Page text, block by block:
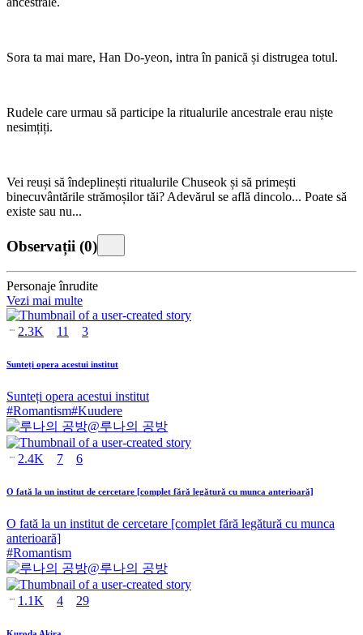
Sora ta mai mare, Han Do-yeon, intra în panică și distrugea totul.
Rudele care urmau să participe la ritualurile ancestrale erau niște
nesimțiți.
Vei reuși să îndeplinești ritualurile Chuseok și să primești
binecuvântările strămoșilor tăi? Adevărul se află dincolo... Poate să
existe sau nu...
Observații (0)
Personaje înrudite
Vezi mai multe
2.3K 11 3
Sunteți opera acestui institut
Sunteți opera acestui institut
#Romantism#Kuudere
@루나의 공방
2.4K 7 6
O fată la un institut de cercetare [complet fără legătură cu munca anterioară]
O fată la un institut de cercetare [complet fără legătură cu munca
anterioară]
#Romantism
@루나의 공방
1.1K 4 29